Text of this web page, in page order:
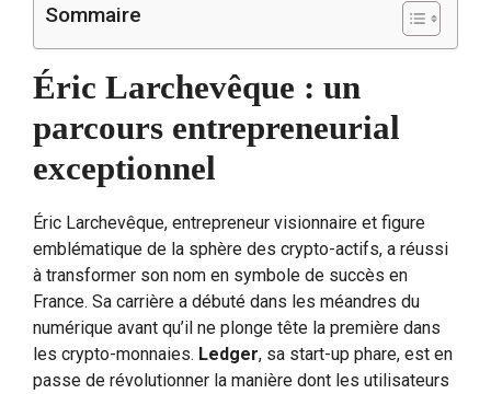
Sommaire
Éric Larchevêque : un
parcours entrepreneurial
exceptionnel
Éric Larchevêque, entrepreneur visionnaire et figure
emblématique de la sphère des crypto-actifs, a réussi
à transformer son nom en symbole de succès en
France. Sa carrière a débuté dans les méandres du
numérique avant qu’il ne plonge tête la première dans
les crypto-monnaies. Ledger, sa start-up phare, est en
passe de révolutionner la manière dont les utilisateurs